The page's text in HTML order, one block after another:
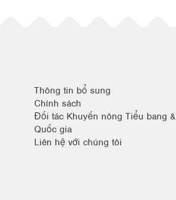
Thông tin bổ sung
Chính sách
Đối tác Khuyến nông Tiểu bang &
Quốc gia
Liên hệ với chúng tôi